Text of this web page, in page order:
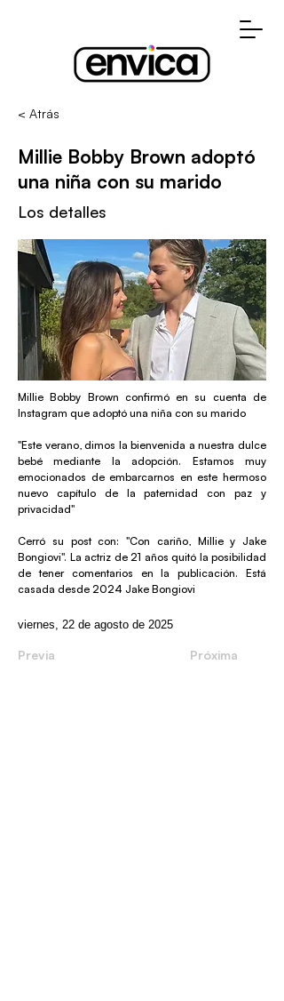
< Atrás
Millie Bobby Brown adoptó
una niña con su marido
Los detalles
Millie Bobby Brown confirmó en su cuenta de
Instagram que adoptó una niña con su marido
"Este verano, dimos la bienvenida a nuestra dulce
bebé mediante la adopción. Estamos muy
emocionados de embarcarnos en este hermoso
nuevo capítulo de la paternidad con paz y
privacidad"
Cerró su post con: "Con cariño, Millie y Jake
Bongiovi". La actriz de 21 años quitó la posibilidad
de tener comentarios en la publicación. Está
casada desde 2024 Jake Bongiovi
viernes, 22 de agosto de 2025
Previa Próxima